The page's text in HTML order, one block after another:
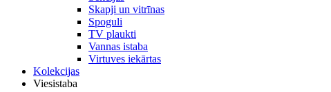
Skapji un vitrīnas
Spoguli
TV plaukti
Vannas istaba
Virtuves iekārtas
Kolekcijas
Viesistaba